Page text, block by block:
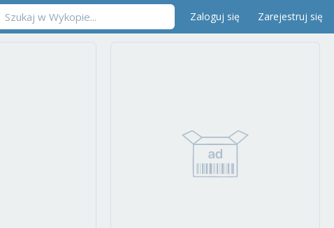
Zaloguj się Zarejestruj się